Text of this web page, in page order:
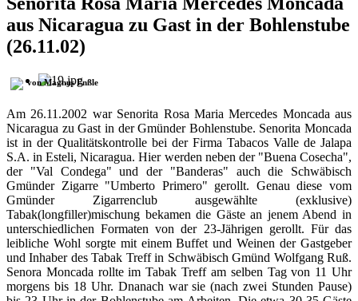
aus Nicaragua zu Gast in der Bohlenstube
(26.11.02)
von Magnus Enßle
Am 26.11.2002 war Senorita Rosa Maria Mercedes Moncada aus
Nicaragua zu Gast in der Gmünder Bohlenstube. Senorita Moncada
ist in der Qualitätskontrolle bei der Firma Tabacos Valle de Jalapa
S.A. in Esteli, Nicaragua. Hier werden neben der "Buena Cosecha",
der "Val Condega" und der "Banderas" auch die Schwäbisch
Gmünder Zigarre "Umberto Primero" gerollt. Genau diese vom
Gmünder Zigarrenclub ausgewählte (exklusive)
Tabak(longfiller)mischung bekamen die Gäste an jenem Abend in
unterschiedlichen Formaten von der 23-Jährigen gerollt. Für das
leibliche Wohl sorgte mit einem Buffet und Weinen der Gastgeber
und Inhaber des Tabak Treff in Schwäbisch Gmünd Wolfgang Ruß.
Senora Moncada rollte im Tabak Treff am selben Tag von 11 Uhr
morgens bis 18 Uhr. Dnanach war sie (nach zwei Stunden Pause)